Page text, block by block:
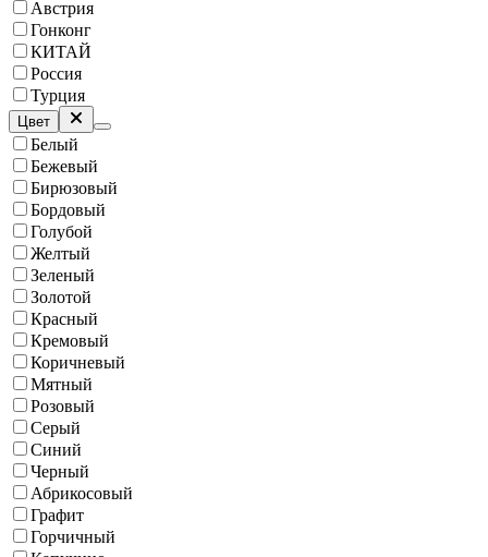
Австрия
Гонконг
КИТАЙ
Россия
Турция
Цвет
Белый
Бежевый
Бирюзовый
Бордовый
Голубой
Желтый
Зеленый
Золотой
Красный
Кремовый
Коричневый
Мятный
Розовый
Серый
Синий
Черный
Абрикосовый
Графит
Горчичный